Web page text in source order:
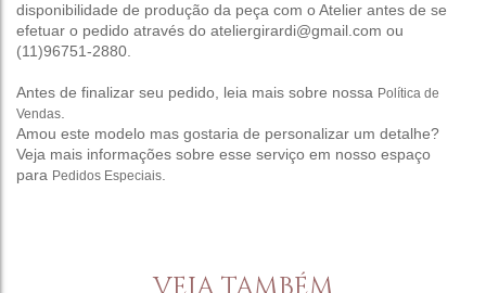
disponibilidade de produção da peça com o Atelier antes de se
efetuar o pedido através do ateliergirardi@gmail.com ou
(11)96751-2880.
Antes de finalizar seu pedido, leia mais sobre nossa Política de
Vendas
Amou este modelo mas gostaria de personalizar um detalhe?
Veja mais informações sobre esse serviço em nosso espaço
para Pedidos Especiais